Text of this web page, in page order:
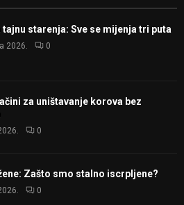
tajnu starenja: Sve se mijenja tri puta
2026. 0
za uništavanje korova bez
0
Zašto smo stalno iscrpljene?
0